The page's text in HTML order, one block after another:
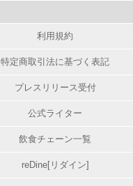
利用規約
特定商取引法に基づく表記
プレスリリース受付
公式ライター
飲食チェーン一覧
reDine[リダイン]